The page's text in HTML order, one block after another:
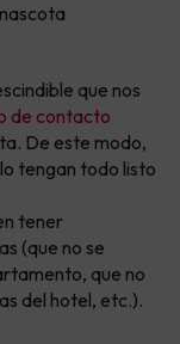
que nos
de contacto
De este modo,
tengan todo listo
tener
(que no se
que no
del hotel, etc.).